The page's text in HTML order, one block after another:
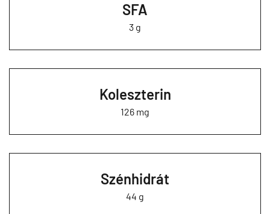
SFA
3 g
Koleszterin
126 mg
Szénhidrát
44 g